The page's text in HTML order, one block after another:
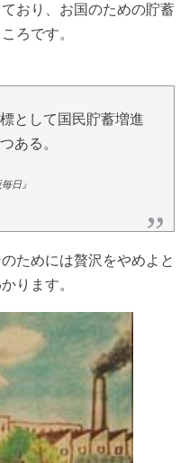
おり、お国のための貯蓄
ろです。
として国民貯蓄増進
ある。
日』
ためには贅沢をやめよと
ります。